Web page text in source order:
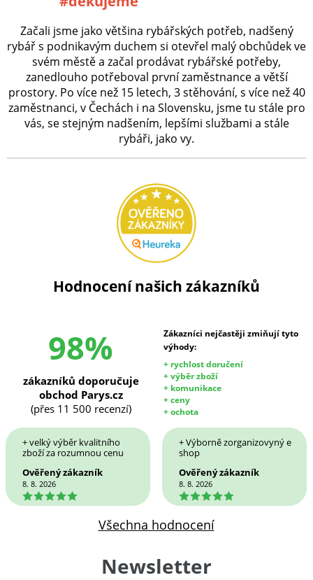
Začali jsme jako většina rybářských potřeb, nadšený
rybář s podnikavým duchem si otevřel malý obchůdek ve
svém městě a začal prodávat rybářské potřeby,
zanedlouho potřeboval první zaměstnance a větší
prostory. Po více než 15 letech, 3 stěhování, s více než 40
zaměstnanci, v Čechách i na Slovensku, jsme tu stále pro
vás, se stejným nadšením, lepšími službami a stále
rybáři, jako vy.
Hodnocení našich zákazníků
98%
Zákazníci nejčastěji zmiňují tyto
výhody:
+ rychlost doručení
+ výběr zboží
+ komunikace
+ ceny
+ ochota
zákazníků doporučuje
obchod Parys.cz
(přes 11 500 recenzí)
+ velký výběr kvalitního
zboží za rozumnou cenu
Ověřený zákazník
8. 8. 2026
5
+ Výborně zorganizovyný e
shop
Ověřený zákazník
8. 8. 2026
5
Všechna hodnocení
Newsletter